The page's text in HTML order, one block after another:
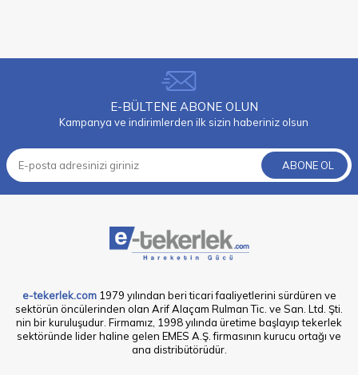
E-BÜLTENE ABONE OLUN
Kampanya ve indirimlerden ilk sizin haberiniz olsun
ABONE OL
e-tekerlek.com1979 yılından beri ticari faaliyetlerini sürdüren ve
sektörün öncülerinden olan Arif Alaçam Rulman Tic. ve San. Ltd. Şti.
nin bir kuruluşudur. Firmamız, 1998 yılında üretime başlayıp tekerlek
sektöründe lider haline gelen EMES A.Ş. firmasının kurucu ortağı ve
ana distribütörüdür.